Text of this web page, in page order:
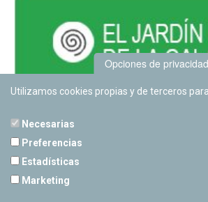
Opciones de privacidad
Utilizamos cookies propias y de terceros
Necesarias
Preferencias
Estadísticas
Marketing